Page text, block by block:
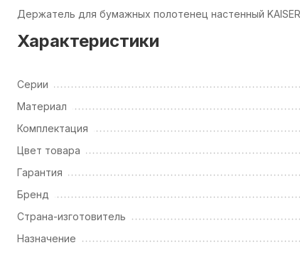
Держатель для бумажных полотенец настенный
Характеристики
Серии
Материал
Комплектация
Цвет товара
Гарантия
Бренд
Страна-изготовитель
Назначение